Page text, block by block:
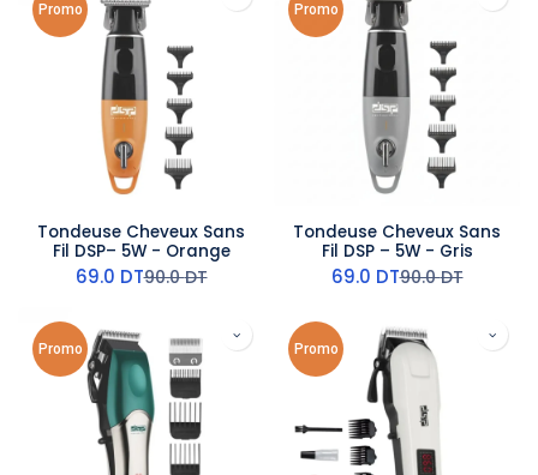
Promo
Tondeuse Cheveux Sans
Fil DSP– 5W - Orange
69.0 DT90.0DT
Promo
Tondeuse Cheveux Sans
Fil DSP – 5W - Gris
69.0 DT90.0DT
Promo Promo